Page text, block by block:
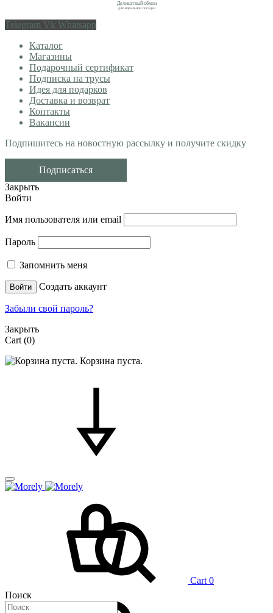
Деликатный обмен
для идеальной посадки
Telegram Vk Whatsapp
Каталог
Магазины
Подарочный сертификат
Подписка на трусы
Идея для подарков
Доставка и возврат
Контакты
Вакансии
Подпишитесь на новостную рассылку и получите скидку
Подписаться
Закрыть
Войти
Имя пользователя или email
Пароль
Запомнить меня
Войти Создать аккаунт
Забыли свой пароль?
Закрыть
Cart (0)
Корзина пуста.
Cart 0
Поиск